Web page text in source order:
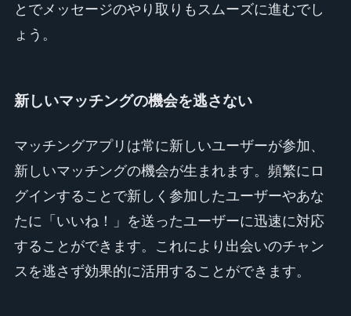
とでメッセージのやり取りもスムーズに進むでし
ょう。
新しいマッチングの機会を逃さない
マッチングアプリは常に新しいユーザーが参加、
新しいマッチングの機会が生まれます。頻繁にロ
グインすることで新しく参加したユーザーやあな
たに「いいね！」を送ったユーザーに迅速に対応
することができます。これにより出会いのチャン
スを逃さず効果的に活用することができます。